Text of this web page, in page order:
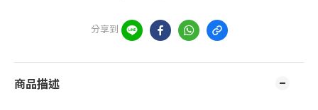
分享到
商品描述